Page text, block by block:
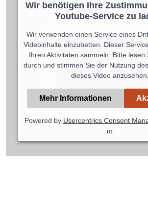
Wir benötigen Ihre
Youtube-Service zu
Wir verwenden einen Service eines
Videoinhalte einzubetten. Dieser
Ihren Aktivitäten sammeln. Bitte lesen
durch und stimmen Sie der Nutzung
dieses Video anzusehen.
Mehr Informationen
Powered by Usercentrics Consent
m